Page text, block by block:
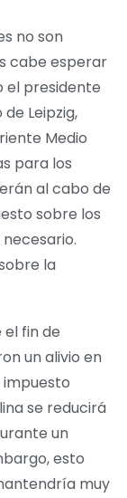
no son
cabe esperar
el presidente
Leipzig,
Medio
para los
al cabo de
sobre los
la
el fin de
un alivio en
impuesto
se reducirá
un
esto
muy